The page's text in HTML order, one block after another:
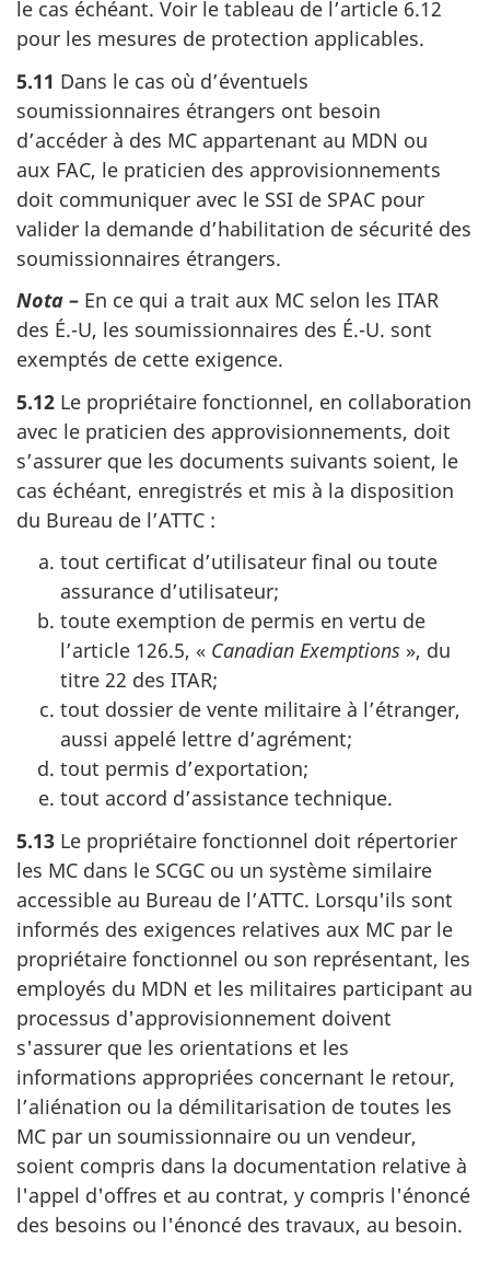
le cas échéant. Voir le tableau de l’article 6.12
pour les mesures de protection applicables.
5.11 Dans le cas où d’éventuels
soumissionnaires étrangers ont besoin
d’accéder à des MC appartenant au MDN ou
aux FAC, le praticien des approvisionnements
doit communiquer avec le SSI de SPAC pour
valider la demande d’habilitation de sécurité des
soumissionnaires étrangers.
Nota – En ce qui a trait aux MC selon les ITAR
des É.-U, les soumissionnaires des É.-U. sont
exemptés de cette exigence.
5.12 Le propriétaire fonctionnel, en collaboration
avec le praticien des approvisionnements, doit
s’assurer que les documents suivants soient, le
cas échéant, enregistrés et mis à la disposition
du Bureau de l’ATTC :
tout certificat d’utilisateur final ou toute
assurance d’utilisateur;
toute exemption de permis en vertu de
l’article 126.5, « Canadian Exemptions », du
titre 22 des ITAR;
tout dossier de vente militaire à l’étranger,
aussi appelé lettre d’agrément;
tout permis d’exportation;
tout accord d’assistance technique.
5.13 Le propriétaire fonctionnel doit répertorier
les MC dans le SCGC ou un système similaire
accessible au Bureau de l’ATTC. Lorsqu'ils sont
informés des exigences relatives aux MC par le
propriétaire fonctionnel ou son représentant, les
employés du MDN et les militaires participant au
processus d'approvisionnement doivent
s'assurer que les orientations et les
informations appropriées concernant le retour,
l’aliénation ou la démilitarisation de toutes les
MC par un soumissionnaire ou un vendeur,
soient compris dans la documentation relative à
l'appel d'offres et au contrat, y compris l'énoncé
des besoins ou l'énoncé des travaux, au besoin.